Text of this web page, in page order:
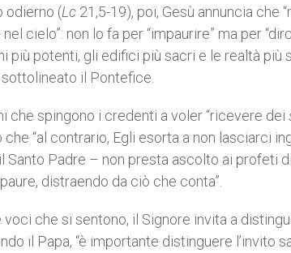
odierno (Lc 21,5-19), poi, Gesù annuncia
cielo”: non lo fa per “impaurire” ma per
più potenti, gli edifici più sacri e le realtà più
sottolineato il Pontefice.
che spingono i credenti a voler “ricevere dei
“al contrario, Egli esorta a non lasciarci
Santo Padre – non presta ascolto ai profeti
distraendo da ciò che conta”.
voci che si sentono, il Signore invita a
il Papa, “è importante distinguere